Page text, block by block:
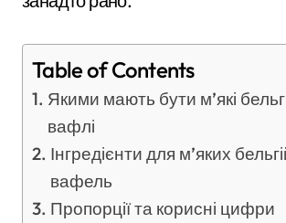
Table of Contents
Якими мають бути м’які
вафлі
Інгредієнти для м’яких
вафель
Пропорції та корисні цифри